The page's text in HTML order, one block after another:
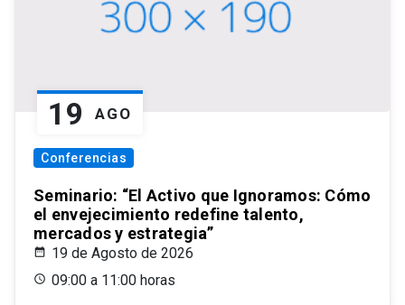
19 AGO
Conferencias
Seminario: “El Activo que Ignoramos: Cómo
el envejecimiento redefine talento,
mercados y estrategia”
19 de Agosto de 2026
09:00 a 11:00 horas